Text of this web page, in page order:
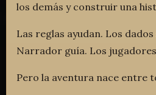
los demás y construir una
Las reglas ayudan. Los
Narrador guía. Los
Pero la aventura nace entre